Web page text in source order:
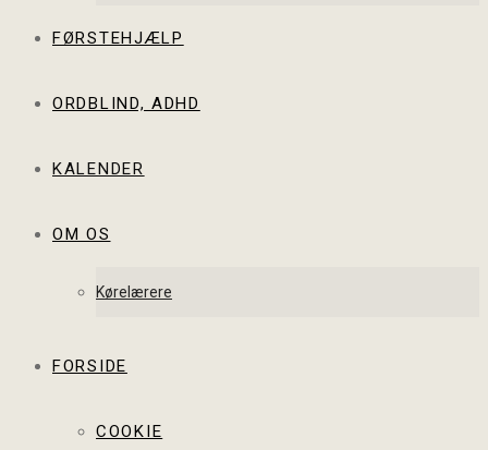
FØRSTEHJÆLP
ORDBLIND, ADHD
KALENDER
OM OS
Kørelærere
FORSIDE
COOKIE